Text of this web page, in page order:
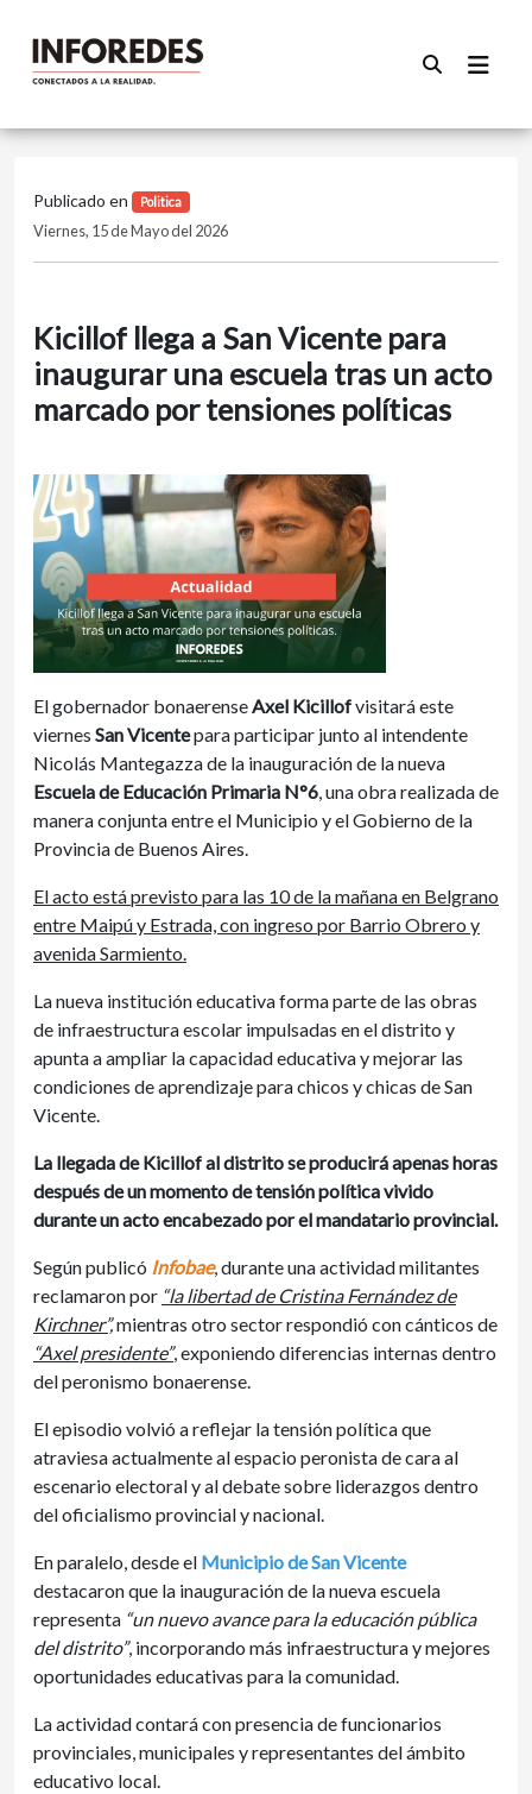
Publicado en Politica
Viernes, 15 de Mayo del 2026
Kicillof llega a San Vicente para
inaugurar una escuela tras un acto
marcado por tensiones políticas
El gobernador bonaerenseAxel Kicillofvisitará este
viernes San Vicentepara participar junto al intendente
Nicolás Mantegazza de la inauguración de la nueva
Escuela de Educación Primaria N°6, una obra realizada de
manera conjunta entre el Municipio y el Gobierno de la
Provincia de Buenos Aires.
El acto está previsto para las 10 de la mañana en Belgrano
entre Maipú y Estrada, con ingreso por Barrio Obrero y
avenida Sarmiento.
La nueva institución educativa forma parte de las obras
de infraestructura escolar impulsadas en el distrito y
apunta a ampliar la capacidad educativa y mejorar las
condiciones de aprendizaje para chicos y chicas de San
Vicente.
La llegada de Kicillof al distrito se producirá apenas horas
después de un momento de tensión política vivido
durante un acto encabezado por el mandatario provincial.
Según publicó Infobae, durante una actividad militantes
reclamaron por “la libertad de Cristina Fernández de
Kirchner”,mientras otro sector respondió con cánticos de
“Axel presidente”, exponiendo diferencias internas dentro
del peronismo bonaerense.
El episodio volvió a reflejar la tensión política que
atraviesa actualmente al espacio peronista de cara al
escenario electoral y al debate sobre liderazgos dentro
del oficialismo provincial y nacional.
En paralelo, desde el Municipio de San Vicente
destacaron que la inauguración de la nueva escuela
representa “un nuevo avance para la educación pública
del distrito”, incorporando más infraestructura y mejores
oportunidades educativas para la comunidad.
La actividad contará con presencia de funcionarios
provinciales, municipales y representantes del ámbito
educativo local.